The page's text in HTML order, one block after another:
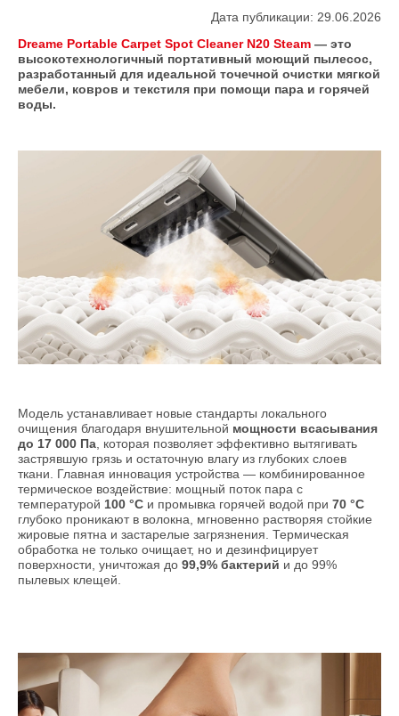
Дата публикации: 29.06.2026
Dreame Portable Carpet Spot Cleaner N20 Steam — это
высокотехнологичный портативный моющий пылесос,
разработанный для идеальной точечной очистки мягкой
мебели, ковров и текстиля при помощи пара и горячей
воды.
Модель устанавливает новые стандарты локального
очищения благодаря внушительной мощности всасывания
до 17 000 Па , которая позволяет эффективно вытягивать
застрявшую грязь и остаточную влагу из глубоких слоев
ткани. Главная инновация устройства — комбинированное
термическое воздействие: мощный поток пара с
температурой 100 °C и промывка горячей водой при 70 °C
глубоко проникают в волокна, мгновенно растворяя стойкие
жировые пятна и застарелые загрязнения. Термическая
обработка не только очищает, но и дезинфицирует
поверхности, уничтожая до 99,9% бактерий и до 99%
пылевых клещей.